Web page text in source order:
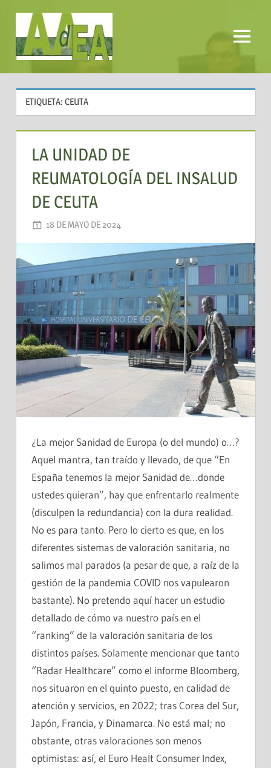
contenido
AADEA Menú
ETIQUETA: CEUTA
LA UNIDAD DE
REUMATOLOGÍA DEL INSALUD
DE CEUTA
18 DE MAYO DE 2024
¿La mejor Sanidad de Europa (o del mundo) o…?
Aquel mantra, tan traído y llevado, de que “En
España tenemos la mejor Sanidad de…donde
ustedes quieran”, hay que enfrentarlo realmente
(disculpen la redundancia) con la dura realidad.
No es para tanto. Pero lo cierto es que, en los
diferentes sistemas de valoración sanitaria, no
salimos mal parados (a pesar de que, a raíz de la
gestión de la pandemia COVID nos vapulearon
bastante). No pretendo aquí hacer un estudio
detallado de cómo va nuestro país en el
“ranking” de la valoración sanitaria de los
distintos países. Solamente mencionar que tanto
“Radar Healthcare” como el informe Bloomberg,
nos situaron en el quinto puesto, en calidad de
atención y servicios, en 2022; tras Corea del Sur,
Japón, Francia, y Dinamarca. No está mal; no
obstante, otras valoraciones son menos
optimistas: así, el Euro Healt Consumer Index,